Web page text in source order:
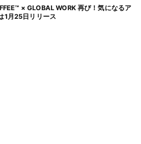
× GLOBAL WORK 再び！気になるア
1月25日リリース